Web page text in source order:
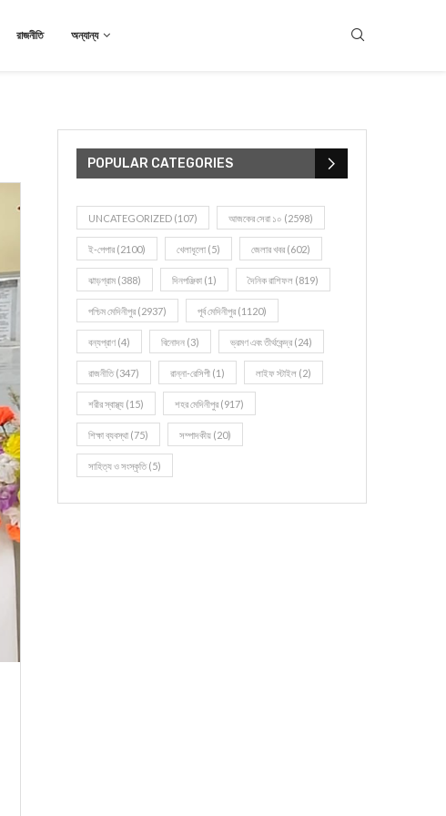
রাজনীতি অন্যান্য
POPULAR CATEGORIES
UNCATEGORIZED (107) আজকের সেরা ১০ (2598)
ই-পেপার (2100) খেলাধূলো (5) জেলার খবর (602)
ঝাড়গ্রাম (388) দিনপঞ্জিকা (1) দৈনিক রাশিফল (819)
পশ্চিম মেদিনীপুর (2937) পূর্ব মেদিনীপুর (1120)
বন্যপ্রাণ (4) বিনোদন (3) ভ্রমণ এবং তীর্থকেন্দ্র (24)
রাজনীতি(347) রান্না-রেসিপী (1) লাইফ স্টাইল (2)
শরীর স্বাস্থ্য (15) শহর মেদিনীপুর (917)
শিক্ষা ব্যবস্থা (75) সম্পাদকীয় (20)
সাহিত্য ও সংস্কৃতি(5)